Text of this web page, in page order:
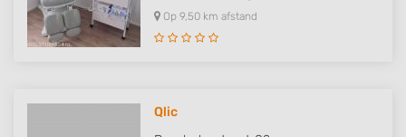
Op 9,50 km afstand
Qlic